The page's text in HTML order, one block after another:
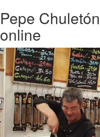
Pepe
online